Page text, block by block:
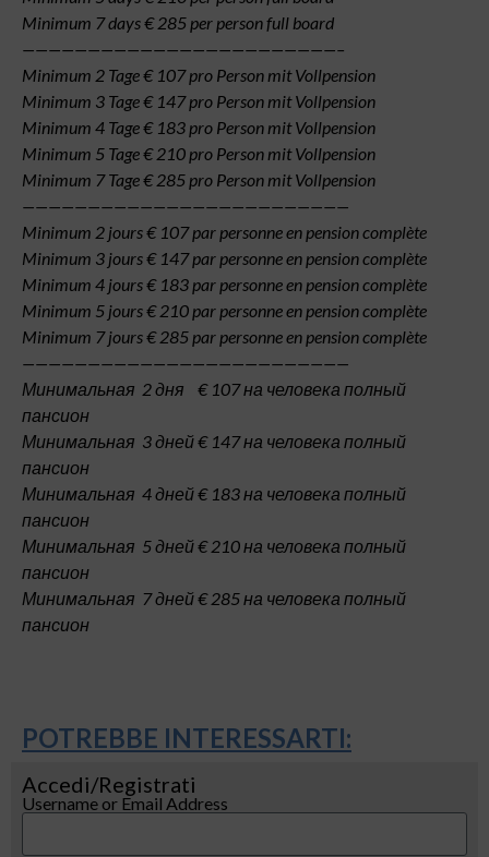
Minimum 7 days € 285 per person full board
————————————————————————–
Minimum 2 Tage € 107 pro Person mit Vollpension
Minimum 3 Tage € 147 pro Person mit Vollpension
Minimum 4 Tage € 183 pro Person mit Vollpension
Minimum 5 Tage € 210 pro Person mit Vollpension
Minimum 7 Tage € 285 pro Person mit Vollpension
—————————————————————————
Minimum 2 jours € 107 par personne en pension complète
Minimum 3 jours € 147 par personne en pension complète
Minimum 4 jours € 183 par personne en pension complète
Minimum 5 jours € 210 par personne en pension complète
Minimum 7 jours € 285 par personne en pension complète
—————————————————————————
Минимальная 2 дня € 107 на человека полный
пансион
Минимальная 3 дней € 147 на человека полный
пансион
Минимальная 4 дней € 183 на человека полный
пансион
Минимальная 5 дней € 210 на человека полный
пансион
Минимальная 7 дней € 285 на человека полный
пансион
POTREBBE INTERESSARTI:
Accedi/Registrati
Username or Email Address